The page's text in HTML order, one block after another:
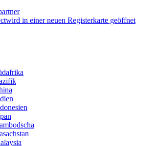
wird in einer neuen Registerkarte geöffnet